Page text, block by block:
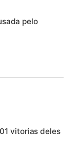
pelo
vitorias deles